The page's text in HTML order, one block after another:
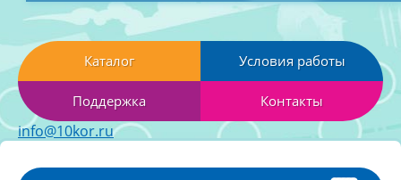
Каталог Условия работы
Поддержка Контакты
info@10kor.ru